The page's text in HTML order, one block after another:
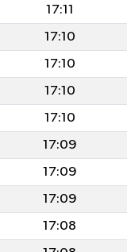
17:11
17:10
17:10
17:10
17:10
17:09
17:09
17:09
17:08